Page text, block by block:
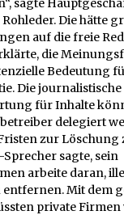
sagte
Die hätte
auf die freie
die
Bedeutung
Die journalistische
für Inhalte
delegiert
zur Löschung
Sprecher sagte, sein
arbeite daran,
entfernen. Mit dem
private